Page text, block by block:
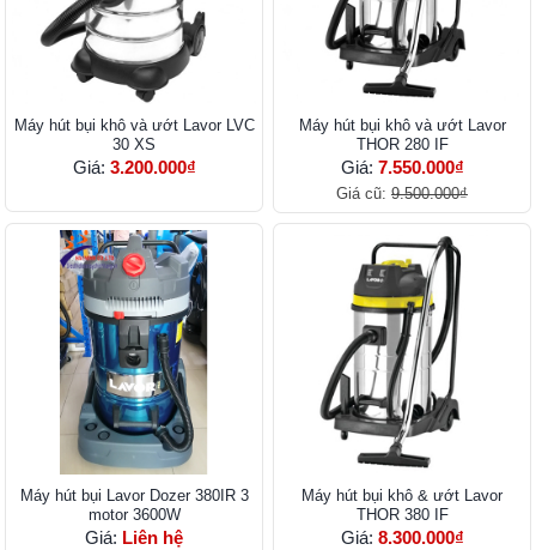
Máy hút bụi khô và ướt Lavor LVC
30 XS
Giá: 3.200.000₫
Máy hút bụi khô và ướt Lavor
THOR 280 IF
Giá: 7.550.000₫
Giá cũ: 9.500.000₫
Máy hút bụi Lavor Dozer 380IR 3
motor 3600W
Giá: Liên hệ
Máy hút bụi khô & ướt Lavor
THOR 380 IF
Giá: 8.300.000₫